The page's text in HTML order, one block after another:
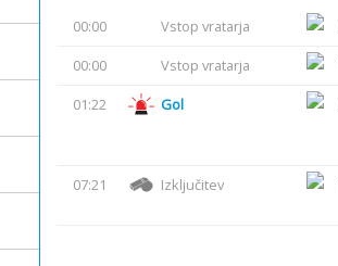
00:00 Vstop vratarja
00:00
Vstop vratarja
01:22
Gol
07:21
Izključitev